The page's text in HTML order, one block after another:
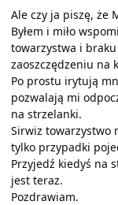
Ale czy ja piszę, że
Byłem i miło
towarzystwa i
zaoszczędzeniu na
Po prostu irytują
pozwalają mi
na strzelanki.
Sirwiz towarzystwo
tylko przypadki
Przyjedź kiedyś na
jest teraz.
Pozdrawiam.